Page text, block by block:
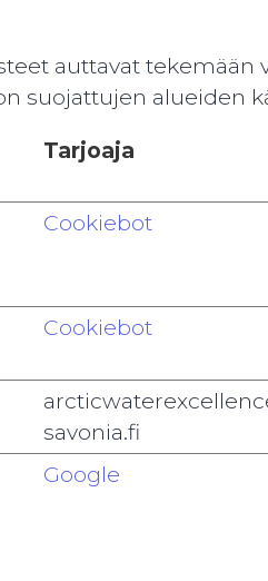
auttavat
suojattujen alueiden
Tarjoaja
Cookiebot
Cookiebot
savonia.fi
Google